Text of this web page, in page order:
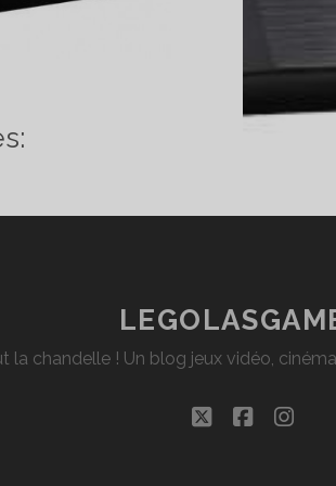
la chandelle ! Un blog jeux vidéo,
twitterfacebook